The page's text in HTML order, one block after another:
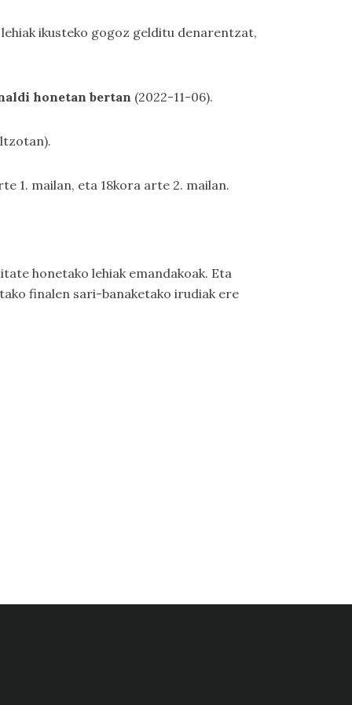
ikusteko gogoz gelditu denarentzat,
honetan bertan (2022-11-06).
1. mailan, eta 18kora arte 2. mailan.
honetako lehiak emandakoak. Eta
finalen sari-banaketako irudiak ere